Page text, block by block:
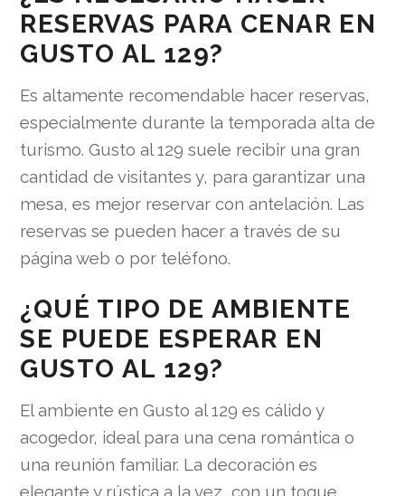
RESERVAS PARA CENAR EN
GUSTO AL 129?
Es altamente recomendable hacer reservas,
especialmente durante la temporada alta de
turismo. Gusto al 129 suele recibir una gran
cantidad de visitantes y, para garantizar una
mesa, es mejor reservar con antelación. Las
reservas se pueden hacer a través de su
página web o por teléfono.
¿QUÉ TIPO DE AMBIENTE
SE PUEDE ESPERAR EN
GUSTO AL 129?
El ambiente en Gusto al 129 es cálido y
acogedor, ideal para una cena romántica o
una reunión familiar. La decoración es
elegante y rústica a la vez, con un toque